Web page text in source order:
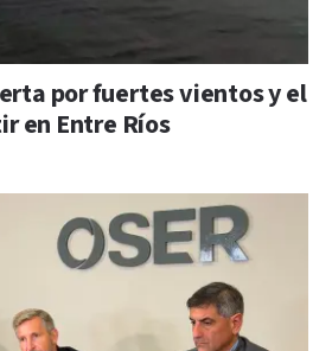
por fuertes vientos y el
en Entre Ríos